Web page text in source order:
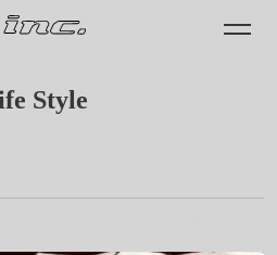
Style